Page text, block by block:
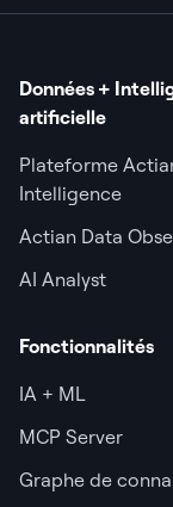
Données +
artificielle
Plateforme
Intelligence
Actian Data
AI Analyst
Fonctionnalités
IA + ML
MCP Server
Graphe de